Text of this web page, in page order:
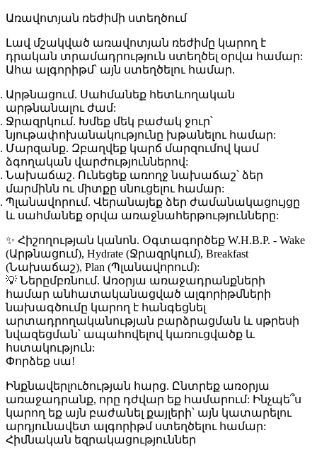
Առավոտյան ռեժիմի ստեղծում
Լավ մշակված առավոտյան ռեժիմը կարող է
դրական տրամադրություն ստեղծել օրվա համար:
Ահա ալգորիթմ՝ այն ստեղծելու համար.
Արթնացում. Սահմանեք հետևողական
արթնանալու ժամ:
Ջրազրկում. Խմեք մեկ բաժակ ջուր՝
նյութափոխանակությունը խթանելու համար:
Մարզանք. Զբաղվեք կարճ մարզումով կամ
ձգողական վարժություններով:
Նախաճաշ. Ունեցեք առողջ նախաճաշ՝ ձեր
մարմինն ու միտքը սնուցելու համար:
Պլանավորում. Վերանայեք ձեր ժամանակացույցը
և սահմանեք օրվա առաջնահերթությունները:
✨ Հիշողության կանոն. Օգտագործեք W.H.B.P. - Wake
(Արթնացում), Hydrate (Ջրազրկում), Breakfast
(Նախաճաշ), Plan (Պլանավորում):
💡 Ներըմբռնում. Առօրյա առաջադրանքների
համար անհատականացված ալգորիթմների
նախագծումը կարող է հանգեցնել
արտադրողականության բարձրացման և սթրեսի
նվազեցման՝ ապահովելով կառուցվածք և
հստակություն:
Փորձեք սա!
Ինքնավերլուծության հարց. Ընտրեք առօրյա
առաջադրանք, որը դժվար եք համարում: Ինչպե՞ս
կարող եք այն բաժանել քայլերի՝ այն կատարելու
արդյունավետ ալգորիթմ ստեղծելու համար:
Հիմնական եզրակացություններ